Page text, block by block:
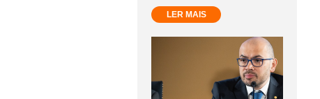
LER MAIS